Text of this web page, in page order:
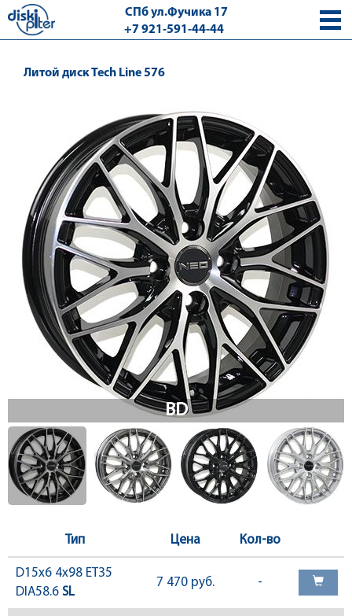
СПб ул.Фучика 17
+7 921-591-44-44
Литой диск Tech Line 576
Тип Цена Кол-во
D15x6 4x98 ET35
DIA58.6 SL
7 470 руб. -